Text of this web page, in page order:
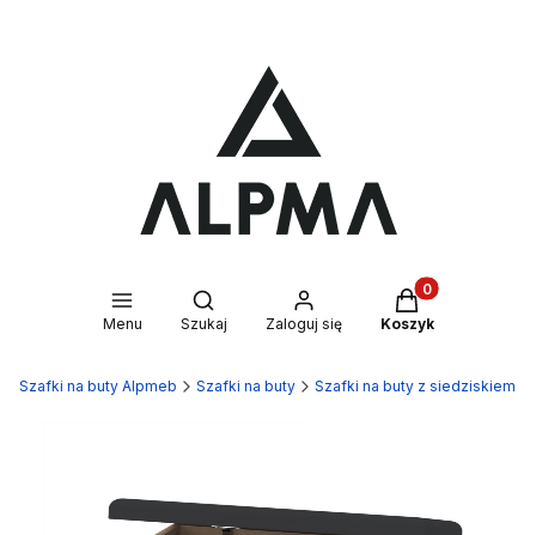
Menu
Otwórz wyszukiwarkę
Szukaj Zaloguj się
Produkty w
Koszyk
Szafki na buty Alpmeb Szafki na buty Szafki na buty z siedziskiem